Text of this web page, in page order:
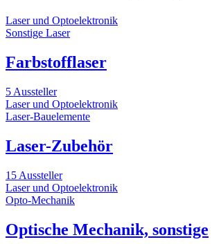
Laser und Optoelektronik
Sonstige Laser
Farbstofflaser
5 Aussteller
Laser und Optoelektronik
Laser-Bauelemente
Laser-Zubehör
15 Aussteller
Laser und Optoelektronik
Opto-Mechanik
Optische Mechanik, sonstige